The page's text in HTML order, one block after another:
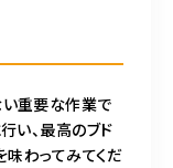
重要な作業で
い、最高のブド
味わってみてくだ